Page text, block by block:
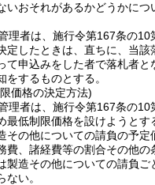
いおそれがあるかどうかにつ
理者は、施行令第167条の10
定したときは、直ちに、当該
て申込みをした者で落札者と
をするものとする。
価格の決定方法)
理者は、施行令第167条の10
最低制限価格を設けようと
その他についての請負の予
費、諸経費等の割合その他の
製造その他についての請負ご
ない。